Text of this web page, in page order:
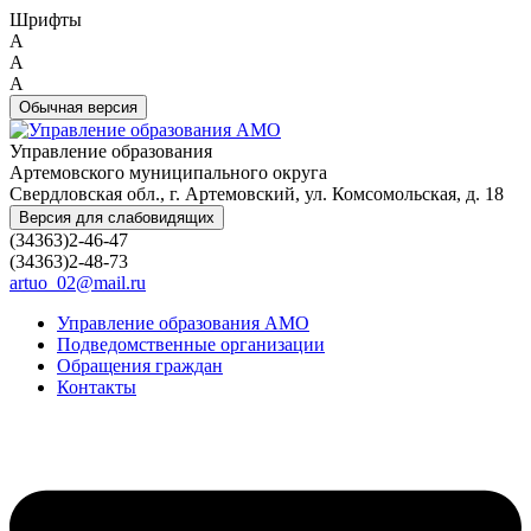
Шрифты
A
A
A
Обычная версия
Управление образования
Артемовского муниципального округа
Свердловская обл., г. Артемовский, ул. Комсомольская, д. 18
Версия для слабовидящих
(34363)2-46-47
(34363)2-48-73
artuo_02@mail.ru
Управление образования АМО
Подведомственные организации
Обращения граждан
Контакты